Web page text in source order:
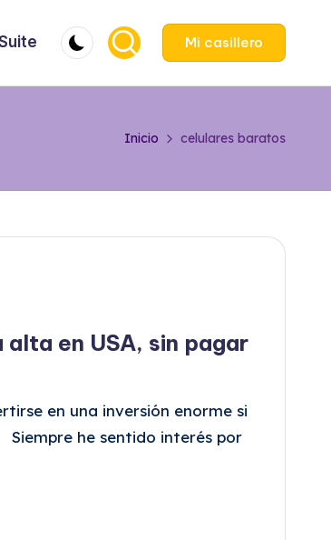
Mi casillero
Inicio celulares baratos
en USA, sin pagar
en una inversión enorme si
Siempre he sentido interés por